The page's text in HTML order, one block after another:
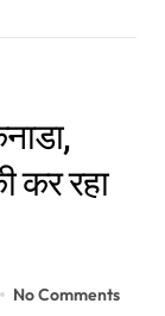
कर रहा
No Comments